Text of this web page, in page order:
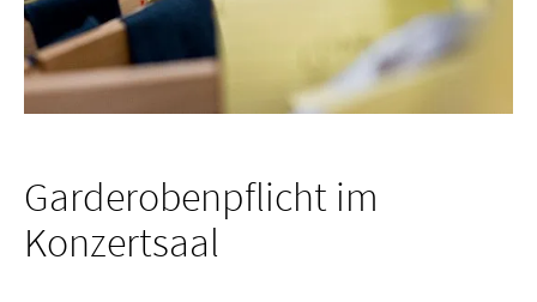
Garderobenpflicht im
Konzertsaal